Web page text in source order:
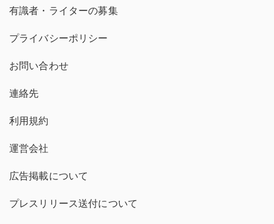
有識者・ライターの募集
プライバシーポリシー
お問い合わせ
連絡先
利用規約
運営会社
広告掲載について
プレスリリース送付について